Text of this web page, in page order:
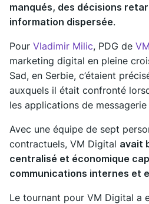
manqués, des décisions
information dispersée.
Pour Vladimir Milic, PDG de
marketing digital en pleine
Sad, en Serbie, c’étaient
auxquels il était confronté
les applications de messagerie
Avec une équipe de sept
contractuels, VM Digital avait
centralisé et économique
communications internes et
Le tournant pour VM Digital a